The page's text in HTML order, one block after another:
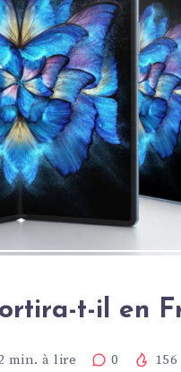
t-il en
min. à lire 0 156